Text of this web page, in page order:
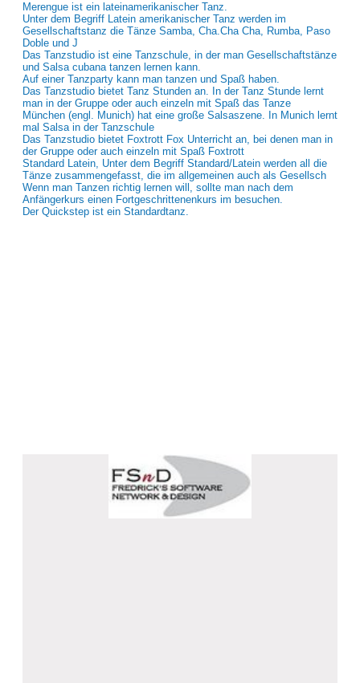
Merengue ist ein lateinamerikanischer Tanz.
Unter dem Begriff Latein amerikanischer Tanz werden im
Gesellschaftstanz die Tänze Samba, Cha.Cha Cha, Rumba, Paso
Doble und J
Das Tanzstudio ist eine Tanzschule, in der man Gesellschaftstänze
und Salsa cubana tanzen lernen kann.
Auf einer Tanzparty kann man tanzen und Spaß haben.
Das Tanzstudio bietet Tanz Stunden an. In der Tanz Stunde lernt
man in der Gruppe oder auch einzeln mit Spaß das Tanze
München (engl. Munich) hat eine große Salsaszene. In Munich lernt
mal Salsa in der Tanzschule
Das Tanzstudio bietet Foxtrott Fox Unterricht an, bei denen man in
der Gruppe oder auch einzeln mit Spaß Foxtrott
Standard Latein, Unter dem Begriff Standard/Latein werden all die
Tänze zusammengefasst, die im allgemeinen auch als Gesellsch
Wenn man Tanzen richtig lernen will, sollte man nach dem
Anfängerkurs einen Fortgeschrittenenkurs im besuchen.
Der Quickstep ist ein Standardtanz.